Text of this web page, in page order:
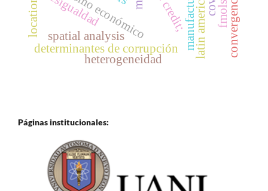
latin america.
determinantes de corrupción
fmolsconvergencia
spatial analysis
heterogeneidad
Páginas institucionales: